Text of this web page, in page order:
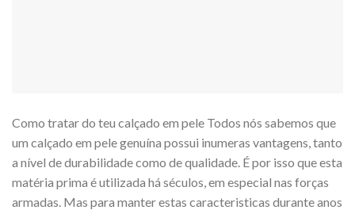
Como tratar do teu calçado em pele Todos nós sabemos que
um calçado em pele genuína possui inumeras vantagens, tanto
a nível de durabilidade como de qualidade. É por isso que esta
matéria prima é utilizada há séculos, em especial nas forças
armadas. Mas para manter estas caracteristicas durante anos